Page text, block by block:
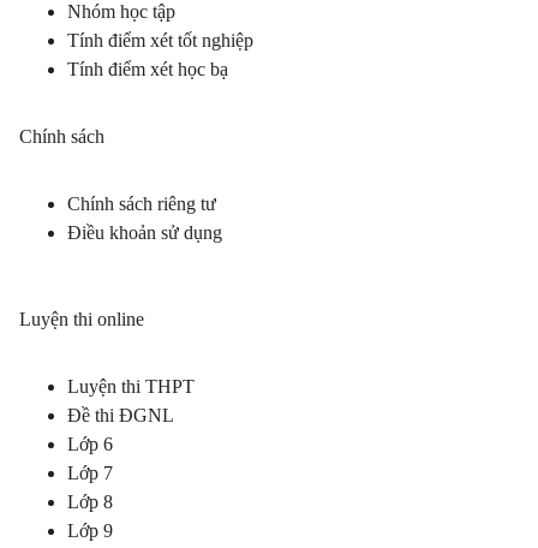
Nhóm học tập
Tính điểm xét tốt nghiệp
Tính điểm xét học bạ
Chính sách
Chính sách riêng tư
Điều khoản sử dụng
Luyện thi online
Luyện thi THPT
Đề thi ĐGNL
Lớp 6
Lớp 7
Lớp 8
Lớp 9